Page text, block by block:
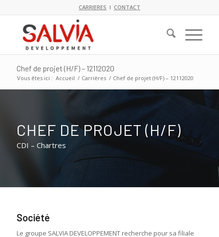
CARRIERES I CONTACT
Chef de projet (H/F) – 12112020
Vous êtes ici : Accueil / Carrières / Chef de projet (H/F) – 12112020
CHEF DE PROJET (H/F)
CDI – Chartres
Société
Le groupe SALVIA DEVELOPPEMENT recherche pour sa filiale